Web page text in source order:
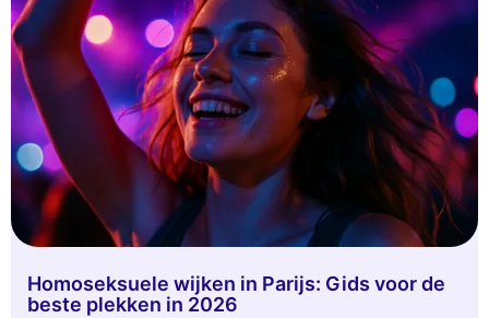
Homoseksuele wijken in Parijs: Gids voor de
beste plekken in 2026